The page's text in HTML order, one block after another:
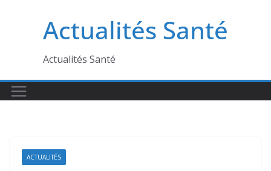
Actualités Santé
Actualités Santé
ACTUALITÉS